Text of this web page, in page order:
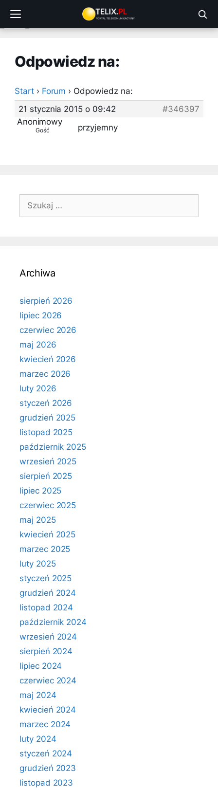
treści
Odpowiedz na:
Start › Forum › Odpowiedz na:
21 stycznia 2015 o 09:42
#346397
Anonimowy
Gość przyjemny
Szukaj:
Archiwa
sierpień 2026
lipiec 2026
czerwiec 2026
maj 2026
kwiecień 2026
marzec 2026
luty 2026
styczeń 2026
grudzień 2025
listopad 2025
październik 2025
wrzesień 2025
sierpień 2025
lipiec 2025
czerwiec 2025
maj 2025
kwiecień 2025
marzec 2025
luty 2025
styczeń 2025
grudzień 2024
listopad 2024
październik 2024
wrzesień 2024
sierpień 2024
lipiec 2024
czerwiec 2024
maj 2024
kwiecień 2024
marzec 2024
luty 2024
styczeń 2024
grudzień 2023
listopad 2023